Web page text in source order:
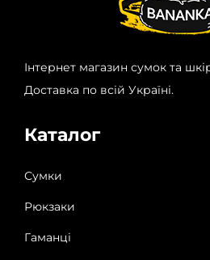
Інтернет магазин сумок та
Доставка по всій Україні.
Каталог
Сумки
Рюкзаки
Гаманці